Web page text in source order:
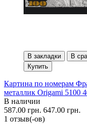
В закладки
В
Купить
Картина по номерам
металлик Origami 5100
В наличии
587.00 грн. 647.00 грн.
1 отзыв(-ов)